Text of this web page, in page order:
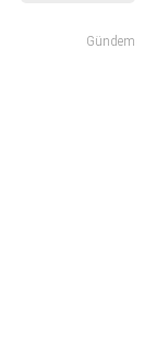
Gündem